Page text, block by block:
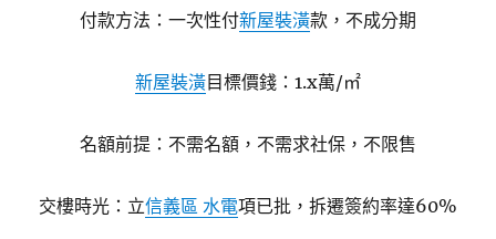
付款方法：一次性付新屋裝潢款，不成分期
新屋裝潢目標價錢：1.x萬/㎡
名額前提：不需名額，不需求社保，不限售
交樓時光：立信義區 水電項已批，拆遷簽約率達60%